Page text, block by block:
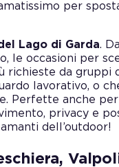
per
Lago di Garda.
le occasioni per
richieste da gruppi
lavorativo, o
Perfette anche
privacy e
dell’outdoor!